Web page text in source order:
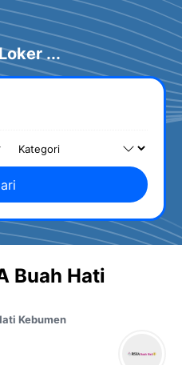
...
Buah Hati
Kebumen